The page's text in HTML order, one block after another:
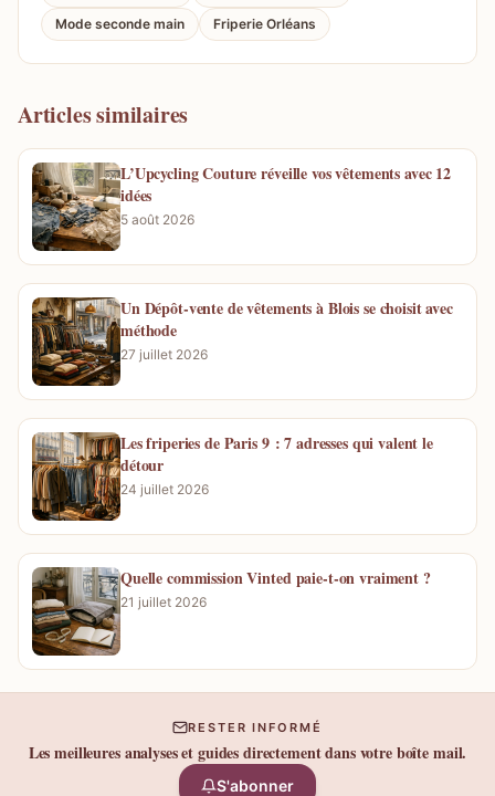
Mode seconde main
Friperie Orléans
Articles similaires
L’Upcycling Couture réveille vos vêtements avec 12
idées
5 août 2026
Un Dépôt-vente de vêtements à Blois se choisit avec
méthode
27 juillet 2026
Les friperies de Paris 9 : 7 adresses qui valent le
détour
24 juillet 2026
Quelle commission Vinted paie-t-on vraiment ?
21 juillet 2026
RESTER INFORMÉ
Les meilleures analyses et guides directement dans votre boîte mail.
S'abonner